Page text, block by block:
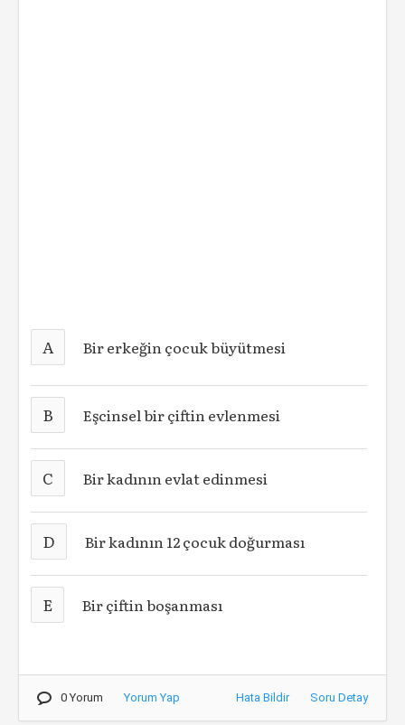
A Bir erkeğin çocuk büyütmesi
B Eşcinsel bir çiftin evlenmesi
C Bir kadının evlat edinmesi
D Bir kadının 12 çocuk doğurması
E Bir çiftin boşanması
0 Yorum Yorum Yap Hata Bildir Soru Detay